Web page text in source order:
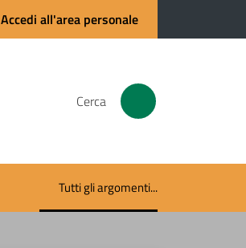
Accedi all'area personale
Cerca
Tutti gli argomenti...
Menu selezionato